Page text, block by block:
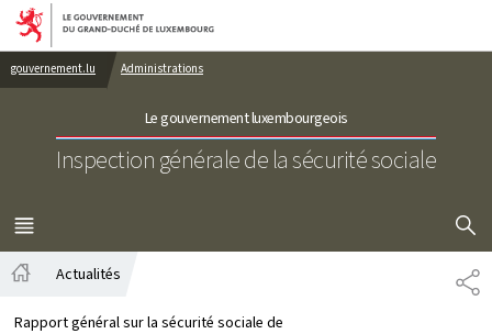
Aller au menu principal
Aller au contenu
gouvernement.lu Administrations
Le gouvernement luxembourgeois
Inspection générale de la sécurité sociale
MENU
PRINCIPAL
Actualités
Rapport général sur la sécurité sociale de